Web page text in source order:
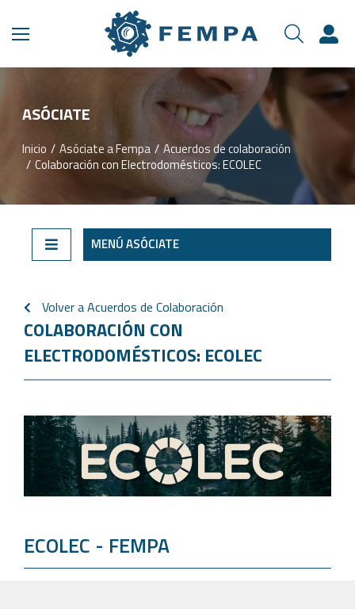
ASÓCIATE​
Estás aquí:
Inicio Asóciate a Fempa
Acuerdos de colaboración
Colaboración con Electrodomésticos: ECOLEC
MENÚ ASÓCIATE
Volver a Acuerdos de Colaboración
COLABORACIÓN CON
ELECTRODOMÉSTICOS: ECOLEC
ECOLEC - FEMPA